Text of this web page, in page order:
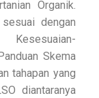
Organik.
dengan
Skema
tahapan yang
diantaranya